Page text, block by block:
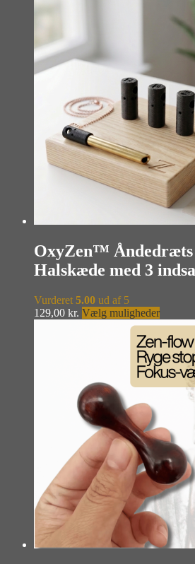
OxyZen™ Åndedræts
Halskæde med 3
Vurderet 5.00 ud af 5
129,00 kr. Vælg mulighederDette
vare
har
flere
kan